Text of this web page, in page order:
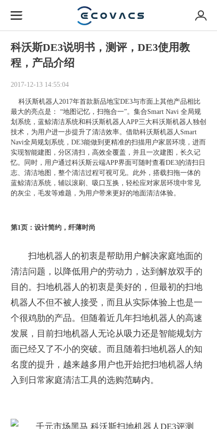
科沃斯DE3说明书，测评，DE3使用教
程，产品介绍
2017-12-13 14:55:04
科沃斯机器人2017年首款新品地宝DE3与市面上其他产品相比
最大的亮点是： “地图记忆，扫拖合一”。集合Smart Navi 全局规
划系统，蓝鲸清洁系统和科沃斯机器人APP三大科沃斯机器人独创
技术，为用户进一步提升了清洁效率。借助科沃斯机器人Smart
Navi全局规划系统，DE3能做到更精准的扫描用户家居环境，进而
实现智能建图，分区清扫，高效全覆盖，并且一次建图，长久记
忆。同时，用户通过科沃斯云端APP界面可随时查看DE3的清扫日
志、清洁地图，整个清洁过程可视可见。此外，搭载扫拖一体的
蓝鲸清洁系统，辅以滚刷、吸口互换，轻松应对家居环境中常见
的灰尘，毛发等难题，为用户带来更好的地面清洁体验。
第1页：设计简约，纤薄时尚
扫地机器人的初衷是帮助用户解决家庭地面的
清洁问题，以降低用户的劳动力，达到解放双手的
目的。扫地机器人的初衷是美好的，但最初的扫地
机器人不但不被人接受，而且从实际体验上也是一
个很鸡肋的产品。但随着近几年扫地机器人的高速
发展，目前扫地机器人无论从吸力还是智能规划方
面已经又了不小的突破。而且随着扫地机器人的知
名度的提升，越来越多用户也开始把扫地机器人纳
入到日常家庭清洁工具的选购范畴内。